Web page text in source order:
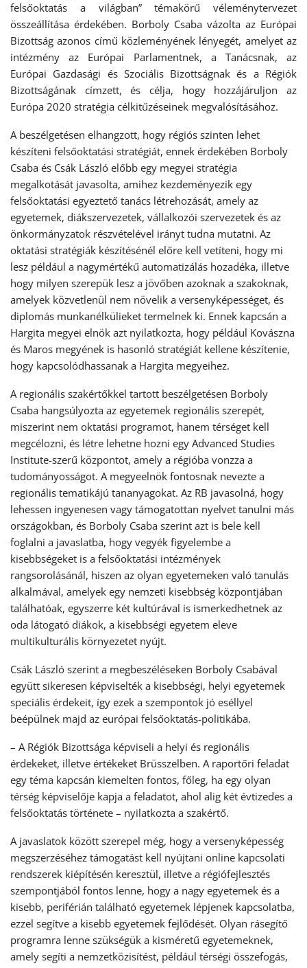
felsőoktatás a világban” témakörű véleménytervezet
összeállítása érdekében. Borboly Csaba vázolta az Európai
Bizottság azonos című közleményének lényegét, amelyet az
intézmény az Európai Parlamentnek, a Tanácsnak, az
Európai Gazdasági és Szociális Bizottságnak és a Régiók
Bizottságának címzett, és célja, hogy hozzájáruljon az
Európa 2020 stratégia célkitűzéseinek megvalósításához.
A beszélgetésen elhangzott, hogy régiós szinten lehet
készíteni felsőoktatási stratégiát, ennek érdekében Borboly
Csaba és Csák László előbb egy megyei stratégia
megalkotását javasolta, amihez kezdeményezik egy
felsőoktatási egyeztető tanács létrehozását, amely az
egyetemek, diákszervezetek, vállalkozói szervezetek és az
önkormányzatok részvételével irányt tudna mutatni. Az
oktatási stratégiák készítésénél előre kell vetíteni, hogy mi
lesz például a nagymértékű automatizálás hozadéka, illetve
hogy milyen szerepük lesz a jövőben azoknak a szakoknak,
amelyek közvetlenül nem növelik a versenyképességet, és
diplomás munkanélkülieket termelnek ki. Ennek kapcsán a
Hargita megyei elnök azt nyilatkozta, hogy például Kovászna
és Maros megyének is hasonló stratégiát kellene készítenie,
hogy kapcsolódhassanak a Hargita megyeihez.
A regionális szakértőkkel tartott beszélgetésen Borboly
Csaba hangsúlyozta az egyetemek regionális szerepét,
miszerint nem oktatási programot, hanem térséget kell
megcélozni, és létre lehetne hozni egy Advanced Studies
Institute-szerű központot, amely a régióba vonzza a
tudományosságot. A megyeelnök fontosnak nevezte a
regionális tematikájú tananyagokat. Az RB javasolná, hogy
lehessen ingyenesen vagy támogatottan nyelvet tanulni más
országokban, és Borboly Csaba szerint azt is bele kell
foglalni a javaslatba, hogy vegyék figyelembe a
kisebbségeket is a felsőoktatási intézmények
rangsorolásánál, hiszen az olyan egyetemeken való tanulás
alkalmával, amelyek egy nemzeti kisebbség központjában
találhatóak, egyszerre két kultúrával is ismerkedhetnek az
oda látogató diákok, a kisebbségi egyetem eleve
multikulturális környezetet nyújt.
Csák László szerint a megbeszéléseken Borboly Csabával
együtt sikeresen képviselték a kisebbségi, helyi egyetemek
speciális érdekeit, így ezek a szempontok jó eséllyel
beépülnek majd az európai felsőoktatás-politikába.
– A Régiók Bizottsága képviseli a helyi és regionális
érdekeket, illetve értékeket Brüsszelben. A raportőri feladat
egy téma kapcsán kiemelten fontos, főleg, ha egy olyan
térség képviselője kapja a feladatot, ahol alig két évtizedes a
felsőoktatás története – nyilatkozta a szakértő.
A javaslatok között szerepel még, hogy a versenyképesség
megszerzéséhez támogatást kell nyújtani online kapcsolati
rendszerek kiépítésén keresztül, illetve a régiófejlesztés
szempontjából fontos lenne, hogy a nagy egyetemek és a
kisebb, periférián található egyetemek lépjenek kapcsolatba,
ezzel segítve a kisebb egyetemek fejlődését. Olyan rásegítő
programra lenne szükségük a kisméretű egyetemeknek,
amely segíti a nemzetközisítést, például térségi összefogás,